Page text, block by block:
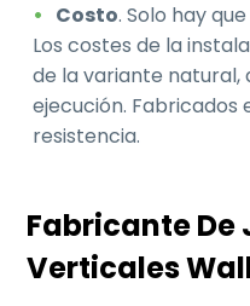
Costo. Solo hay
Los costes de la
de la variante natural,
ejecución. Fabricados
resistencia.
Fabricante De
Verticales